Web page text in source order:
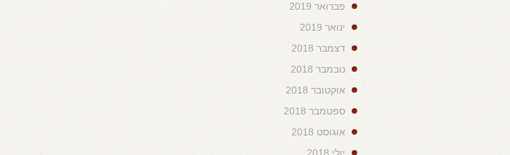
פברואר 2019
ינואר 2019
דצמבר 2018
נובמבר 2018
אוקטובר 2018
ספטמבר 2018
אוגוסט 2018